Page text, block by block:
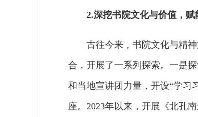
2.深挖书院文化与价值，
古往今来，书院文化与精
合，开展了一系列探索。一是
和当地宣讲团力量，开设“学习
座。2023年以来，开展《北孔